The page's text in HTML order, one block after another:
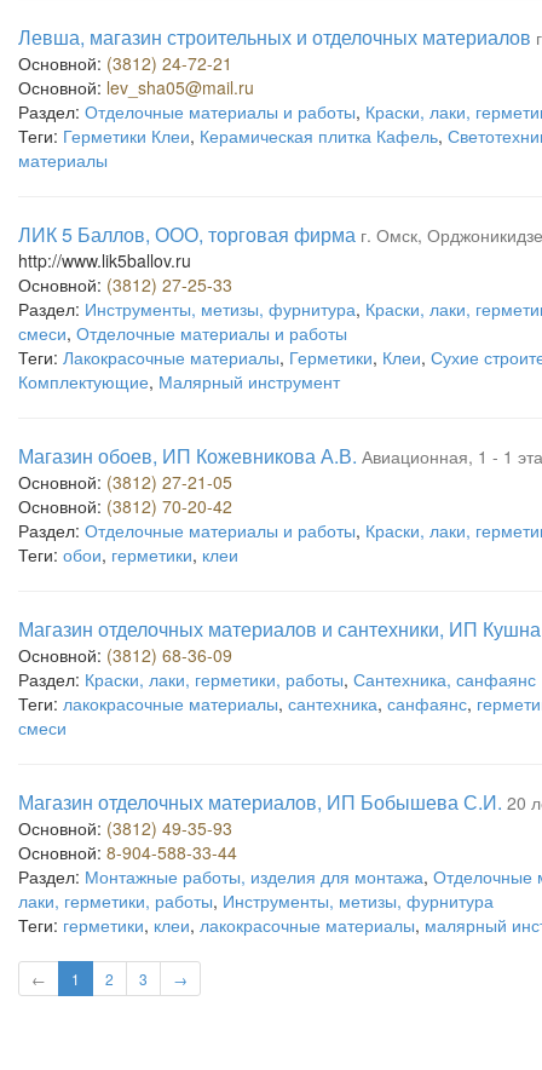
Левша, магазин строительных и отделочных материалов
Основной: (3812) 24-72-21
Основной: lev_sha05@mail.ru
Раздел: Отделочные материалы и работы, Краски, лаки,
Теги: Герметики Клеи, Керамическая плитка Кафель,
материалы
ЛИК 5 Баллов, ООО, торговая фирма г. Омск,
http://www.lik5ballov.ru
Основной: (3812) 27-25-33
Раздел: Инструменты, метизы, фурнитура, Краски, лаки,
смеси, Отделочные материалы и работы
Теги: Лакокрасочные материалы, Герметики, Клеи, Сухие
Комплектующие, Малярный инструмент
Магазин обоев, ИП Кожевникова А.В. Авиационная, 1 - 1
Основной: (3812) 27-21-05
Основной: (3812) 70-20-42
Раздел: Отделочные материалы и работы, Краски, лаки,
Теги: обои, герметики, клеи
Магазин отделочных материалов и сантехники, ИП
Основной: (3812) 68-36-09
Раздел: Краски, лаки, герметики, работы, Сантехника, санфаянс
Теги: лакокрасочные материалы, сантехника, санфаянс,
смеси
Магазин отделочных материалов, ИП Бобышева С.И. 20
Основной: (3812) 49-35-93
Основной: 8-904-588-33-44
Раздел: Монтажные работы, изделия для монтажа, Отделочные
лаки, герметики, работы, Инструменты, метизы, фурнитура
Теги: герметики, клеи, лакокрасочные материалы, малярный
← 1 2 3 →